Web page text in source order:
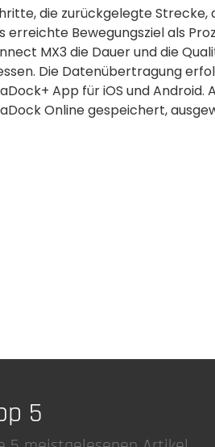
die zurückgelegte
erreichte Bewegungsziel als
MX3 die Dauer und die
Die Datenübertragung
App für iOS und
Online gespeichert,
5